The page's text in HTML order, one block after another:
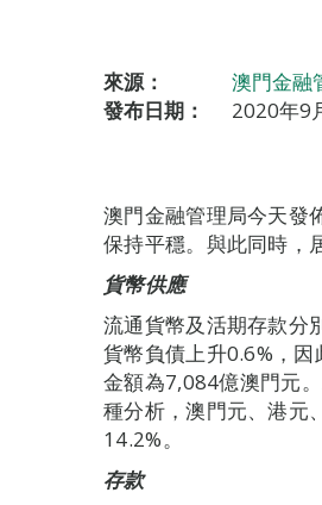
來源：
澳門金融
發布日期：
2020年9
澳門金融管理局今天發
保持平穩。與此同時，
貨幣供應
流通貨幣及活期存款分
貨幣負債上升0.6%，
金額為7,084億澳門元
種分析，澳門元、港元
14.2%。
存款